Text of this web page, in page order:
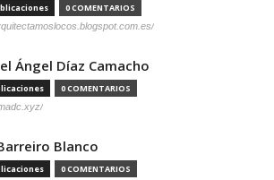
0 COMENTARIOS
Ángel Díaz Camacho
0 COMENTARIOS
Blanco
0 COMENTARIOS